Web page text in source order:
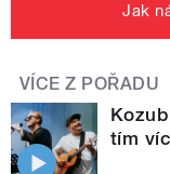
Jak
VÍCE Z POŘADU
tím